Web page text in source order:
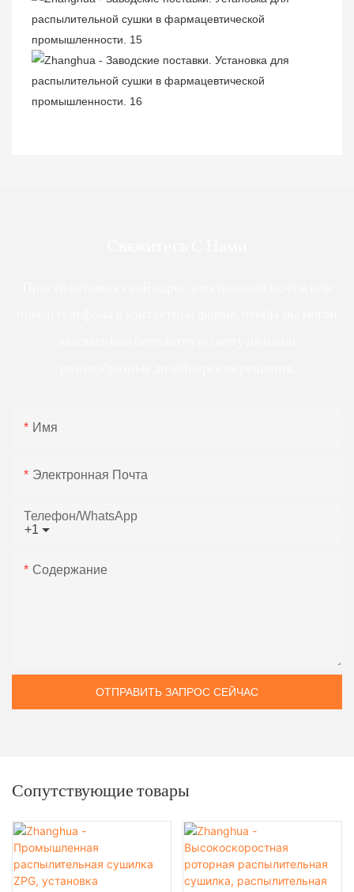
Имя
Электронная Почта
+1
Телефон/WhatsApp
Содержание
ОТПРАВИТЬ ЗАПРОС СЕЙЧАС
Сопутствующие товары